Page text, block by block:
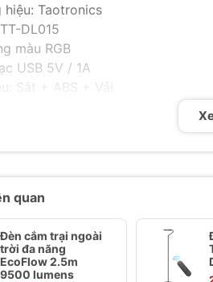
hiệu: Taotronics
DL015
màu RGB
USB 5V / 1A
Sắt + ABS + Vải
1,3 kg
nổi bật của Đèn ngủ
hiện đại:Đèn có chụp đèn bằng
quan
Đèn cắm trại ngoài
trời đa năng
EcoFlow 2.5m
9500 lumens